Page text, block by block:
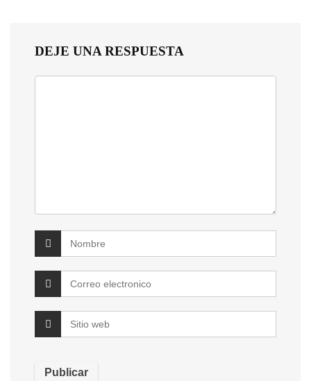
DEJE UNA RESPUESTA